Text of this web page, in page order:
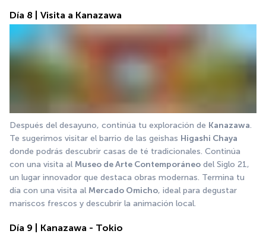
Día 8 | Visita a Kanazawa
Después del desayuno, continúa tu exploración de Kanazawa.
Te sugerimos visitar el barrio de las geishas Higashi Chaya
donde podrás descubrir casas de té tradicionales. Continúa
con una visita al Museo de Arte Contemporáneo del Siglo 21,
un lugar innovador que destaca obras modernas. Termina tu
día con una visita al Mercado Omicho, ideal para degustar
mariscos frescos y descubrir la animación local.
Día 9 | Kanazawa - Tokio